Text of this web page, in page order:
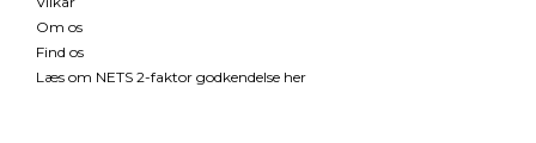
Om os
Find os
Læs om NETS 2-faktor godkendelse her